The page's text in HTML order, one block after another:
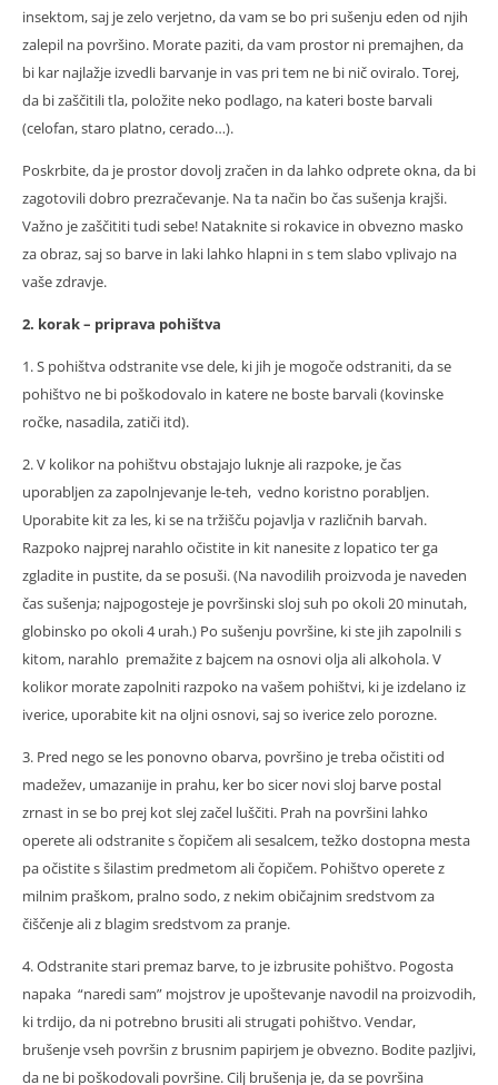
insektom, saj je zelo verjetno, da vam se bo pri sušenju eden od njih
zalepil na površino. Morate paziti, da vam prostor ni premajhen, da
bi kar najlažje izvedli barvanje in vas pri tem ne bi nič oviralo. Torej,
da bi zaščitili tla, položite neko podlago, na kateri boste barvali
(celofan, staro platno, cerado…).
Poskrbite, da je prostor dovolj zračen in da lahko odprete okna, da bi
zagotovili dobro prezračevanje. Na ta način bo čas sušenja krajši.
Važno je zaščititi tudi sebe! Nataknite si rokavice in obvezno masko
za obraz, saj so barve in laki lahko hlapni in s tem slabo vplivajo na
vaše zdravje.
2. korak – priprava pohištva
1. S pohištva odstranite vse dele, ki jih je mogoče odstraniti, da se
pohištvo ne bi poškodovalo in katere ne boste barvali (kovinske
ročke, nasadila, zatiči itd).
2. V kolikor na pohištvu obstajajo luknje ali razpoke, je čas
uporabljen za zapolnjevanje le-teh, vedno koristno porabljen.
Uporabite kit za les, ki se na tržišču pojavlja v različnih barvah.
Razpoko najprej narahlo očistite in kit nanesite z lopatico ter ga
zgladite in pustite, da se posuši. (Na navodilih proizvoda je naveden
čas sušenja; najpogosteje je površinski sloj suh po okoli 20 minutah,
globinsko po okoli 4 urah.) Po sušenju površine, ki ste jih zapolnili s
kitom, narahlo premažite z bajcem na osnovi olja ali alkohola. V
kolikor morate zapolniti razpoko na vašem pohištvi, ki je izdelano iz
iverice, uporabite kit na oljni osnovi, saj so iverice zelo porozne.
3. Pred nego se les ponovno obarva, površino je treba očistiti od
madežev, umazanije in prahu, ker bo sicer novi sloj barve postal
zrnast in se bo prej kot slej začel luščiti. Prah na površini lahko
operete ali odstranite s čopičem ali sesalcem, težko dostopna mesta
pa očistite s šilastim predmetom ali čopičem. Pohištvo operete z
milnim praškom, pralno sodo, z nekim običajnim sredstvom za
čiščenje ali z blagim sredstvom za pranje.
4. Odstranite stari premaz barve, to je izbrusite pohištvo. Pogosta
napaka “naredi sam” mojstrov je upoštevanje navodil na proizvodih,
ki trdijo, da ni potrebno brusiti ali strugati pohištvo. Vendar,
brušenje vseh površin z brusnim papirjem je obvezno. Bodite pazljivi,
da ne bi poškodovali površine. Cilj brušenja je, da se površina